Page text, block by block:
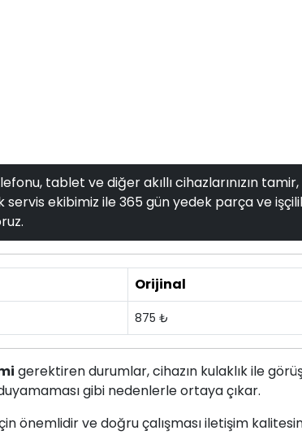
tablet ve diğer akıllı cihazlarınızın tamir,
ekibimiz ile 365 gün yedek parça ve
Orijinal
875 ₺
gerektiren durumlar, cihazın kulaklık ile
gibi nedenlerle ortaya çıkar.
önemlidir ve doğru çalışması iletişim